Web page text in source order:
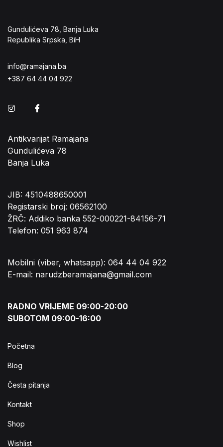
Gundulićeva 78, Banja Luka
Republika Srpska, BiH
info@ramajana.ba
+387 64 44 04 922
Instagram
Antikvarijat Ramajana
Gundulićeva 78
Banja Luka
JIB: 4510488650001
Registarski broj: 06562100
ŽRČ: Addiko banka 552-000221-84156-71
Telefon: 051 963 874
Mobilni (viber, whatsapp): 064 44 04 922
E-mail: narudzberamajana@gmail.com
RADNO VRIJEME 09:00-20:00
SUBOTOM 09:00-16:00
Početna
Blog
Česta pitanja
Kontakt
Shop
Wishlist